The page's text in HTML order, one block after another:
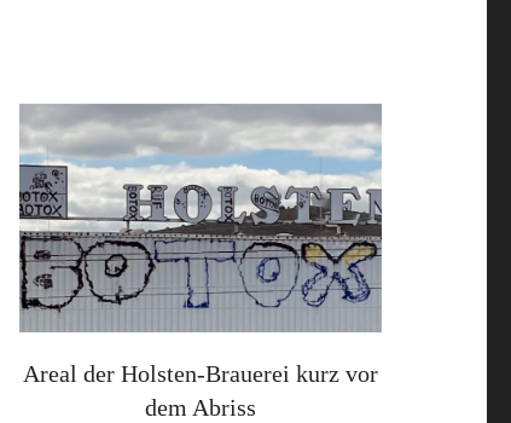
Areal der Holsten-Brauerei kurz vor
dem Abriss